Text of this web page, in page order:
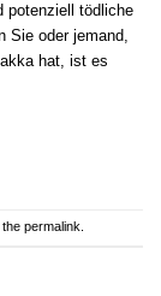
potenziell tödliche
Sie oder jemand,
hat, ist es
the permalink